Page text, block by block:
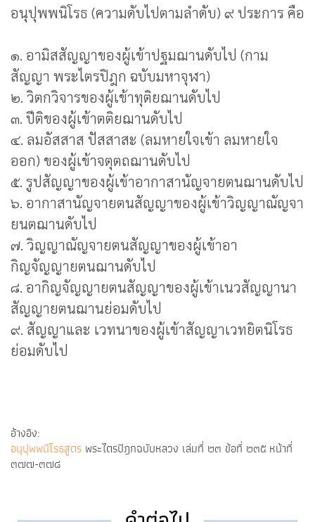
อนุปุพพนิโรธ (ความดับไปตามลำดับ) ๙ ประการ คือ
๑. อามิสสัญญาของผู้เข้าปฐมฌานดับไป (กาม
สัญญา พระไตรปิฎก ฉบับมหาจุฬา)
๒. วิตกวิจารของผู้เข้าทุติยฌานดับไป
๓. ปีติของผู้เข้าตติยฌานดับไป
๔. ลมอัสสาส ปัสสาสะ (ลมหายใจเข้า ลมหายใจ
ออก) ของผู้เข้าจตุตถฌานดับไป
๕. รูปสัญญาของผู้เข้าอากาสานัญจายตนฌานดับไป
๖. อากาสานัญจายตนสัญญาของผู้เข้าวิญญาณัญจา
ยนตฌานดับไป
๗. วิญญาณัญจายตนสัญญาของผู้เข้าอา
กิญจัญญายตนฌานดับไป
๘. อากิญจัญญายตนสัญญาของผู้เข้าเนวสัญญานา
สัญญายตนฌานย่อมดับไป
๙. สัญญาและ เวทนาของผู้เข้าสัญญาเวทยิตนิโรธ
ย่อมดับไป
อ้างอิง:
อนุปุพพนิโรธสูตร พระไตรปิฎกฉบับหลวง เล่มที่ ๒๓ ข้อที่ ๒๓๕ หน้าที่
๓๗๗-๓๗๘